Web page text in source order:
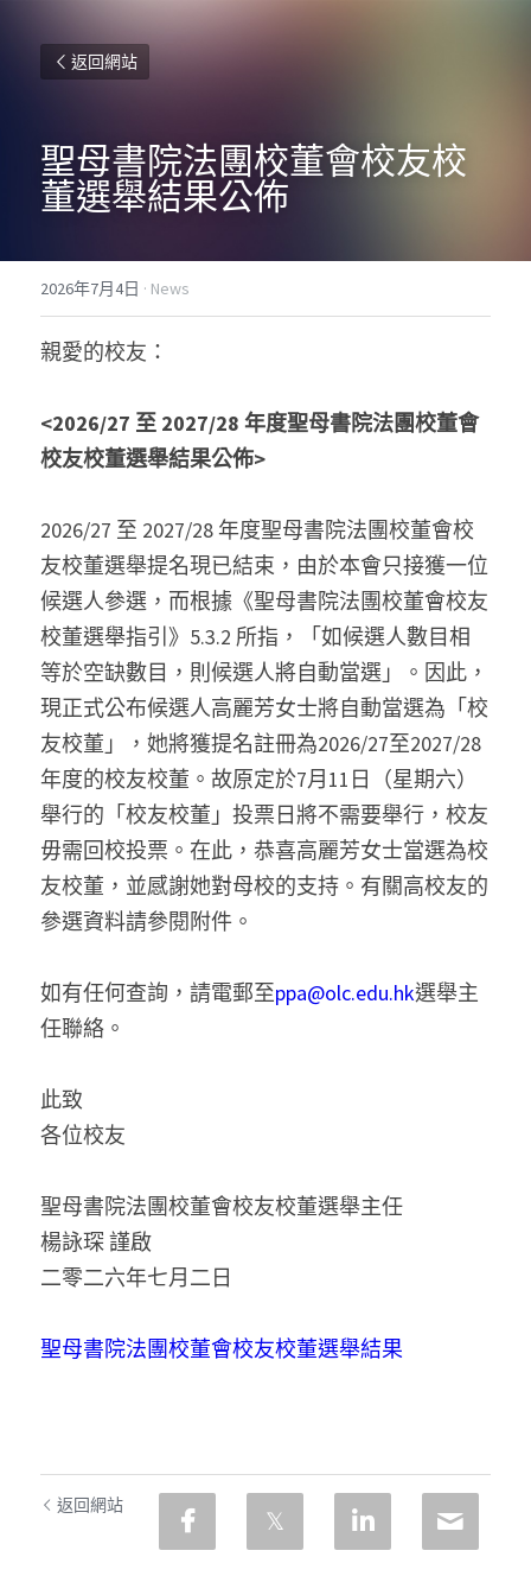
返回網站
聖母書院法團校董會校友校
董選舉結果公佈
2026年7月4日 · News
親愛的校友：
<2026/27 至 2027/28 年度聖母書院法團校董會
校友校董選舉結果公佈>
2026/27 至 2027/28 年度聖母書院法團校董會校
友校董選舉提名現已結束，由於本會只接獲一位
候選人參選，而根據《聖母書院法團校董會校友
校董選舉指引》5.3.2 所指，「如候選人數目相
等於空缺數目，則候選人將自動當選」。因此，
現正式公布候選人高麗芳女士將自動當選為「校
友校董」，她將獲提名註冊為2026/27至2027/28
年度的校友校董。故原定於7月11日（星期六）
舉行的「校友校董」投票日將不需要舉行，校友
毋需回校投票。在此，恭喜高麗芳女士當選為校
友校董，並感謝她對母校的支持。有關高校友的
參選資料請參閱附件。
如有任何查詢，請電郵至ppa@olc.edu.hk選舉主
任聯絡。
此致
各位校友
聖母書院法團校董會校友校董選舉主任
楊詠琛 謹啟
二零二六年七月二日
聖母書院法團校董會校友校董選舉結果
返回網站